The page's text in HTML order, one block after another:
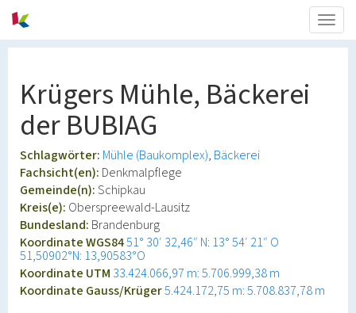
Krügers Mühle, Bäckerei
der BUBIAG
Schlagwörter: Mühle (Baukomplex) Bäckerei
Fachsicht(en): Denkmalpflege
Gemeinde(n):Schipkau
Kreis(e): Oberspreewald-Lausitz
Bundesland: Brandenburg
Koordinate WGS8451° 30′ 32,46″ N: 13° 54′ 21″ O
51,50902°N: 13,90583°O
Koordinate UTM 33.424.066,97 m: 5.706.999,38 m
Koordinate Gauss/Krüger5.424.172,75 m: 5.708.837,78 m